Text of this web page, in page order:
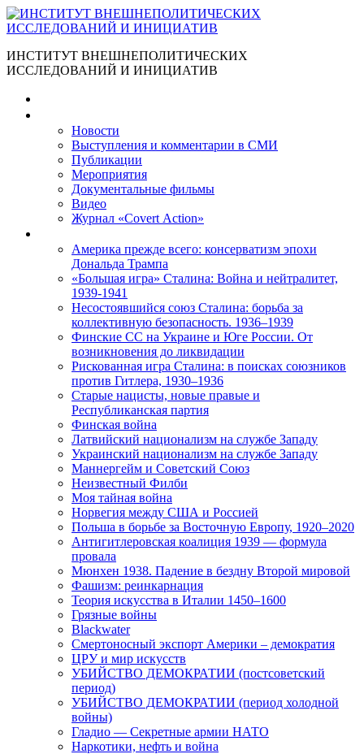
ИНСТИТУТ ВНЕШНЕПОЛИТИЧЕСКИХ
ИССЛЕДОВАНИЙ И ИНИЦИАТИВ
Новости
Выступления и коммента­рии в СМИ
Публикации
Мероприятия
Документальные фильмы
Видео
Журнал «Covert Action»
Америка прежде всего: консерватизм эпохи
Дональда Трампа
«Большая игра» Сталина: Война и нейтралитет,
1939-1941
Несостоявшийся союз Сталина: борьба за
коллективную безопасность. 1936–1939
Финские СС на Украине и Юге России. От
возникновения до ликвидации
Рискованная игра Сталина: в поисках союзников
против Гитлера, 1930–1936
Старые нацисты, новые правые и
Республиканская партия
Финская война
Латвийский национализм на службе Западу
Украинский национализм на службе Западу
Маннергейм и Советский Союз
Неизвестный Филби
Моя тайная война
Норвегия между США и Россией
Польша в борьбе за Восточную Европу, 1920–2020
Антигитлеровская коалиция 1939 — формула
провала
Мюнхен 1938. Падение в бездну Второй мировой
Фашизм: реинкарнация
Теория искусства в Италии 1450–1600
Грязные войны
Blackwater
Смертоносный экспорт Америки – демократия
ЦРУ и мир искусств
УБИЙСТВО ДЕМОКРАТИИ (постсоветский
период)
УБИЙСТВО ДЕМОКРАТИИ (период холодной
войны)
Гладио — Секретные армии НАТО
Наркотики, нефть и война